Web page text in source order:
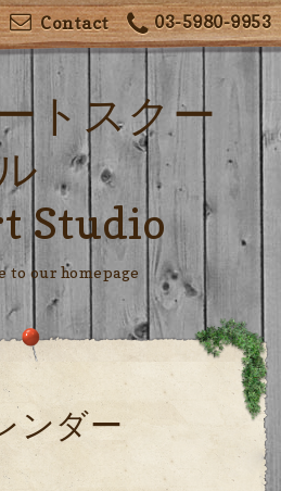
03-5980-9953
Contact
トスクー
Studio
to our homepage
ンダー